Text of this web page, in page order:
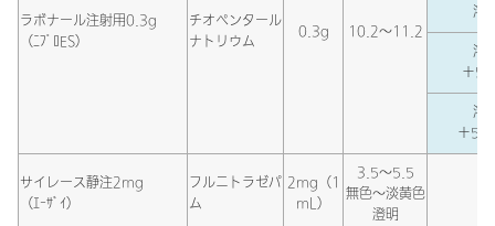
ラボナール注射用0.3g
（ﾆﾌﾟﾛES）
チオペンタール
ナトリウム
0.3g 10.2～11.2
溶
溶
＋5
溶
＋5
サイレース静注2mg
（ｴｰｻﾞｲ）
フルニトラゼパ
ム
2mg（1
mL）
3.5～5.5
無色～淡黄色
澄明